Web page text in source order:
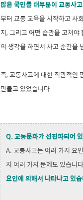
많은 국민들 대부분이 교통사
부터 교통 교육을 시작하고 사
지, 그리고 어떤 습관을 고쳐야
의 생각을 하면서 사고 순간을
즉, 교통사고에 대한 직관적인
만들고 있었습니다.
Q. 교통문화가 선진화되어
A. 교통사고는 여러 가지 요
지 여러 가지 문제도 있습니
요인에 의해서 나타나고 있